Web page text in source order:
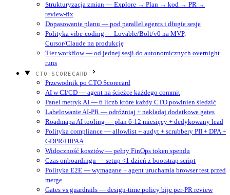
Strukturyzacja zmian — Explore → Plan → kod → PR →
review-fix
Dopasowanie planu — pod parallel agents i długie sesje
Polityka vibe-coding — Lovable/Bolt/v0 na MVP,
Cursor/Claude na produkcję
Tier workflow — od jednej sesji do autonomicznych overnight
runs
CTO SCORECARD
Przewodnik po CTO Scorecard
AI w CI/CD — agent na ścieżce każdego commit
Panel metryk AI — 6 liczb które każdy CTO powinien śledzić
Labelowanie AI-PR — odróżniaj + nakładaj dodatkowe gates
Roadmapa AI tooling — plan 6-12 miesięcy + dedykowany lead
Polityka compliance — allowlist + audyt + scrubbery PII + DPA +
GDPR/HIPAA
Widoczność kosztów — pełny FinOps token spendu
Czas onboardingu — setup <1 dzień z bootstrap script
Polityka E2E — wymagane + agent uruchamia browser test przed
merge
Gates vs guardrails — design-time policy bije per-PR review